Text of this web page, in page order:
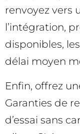
renvoyez vers
l’intégration,
disponibles,
délai moyen
Enfin, offrez
Garanties de
d’essai sans